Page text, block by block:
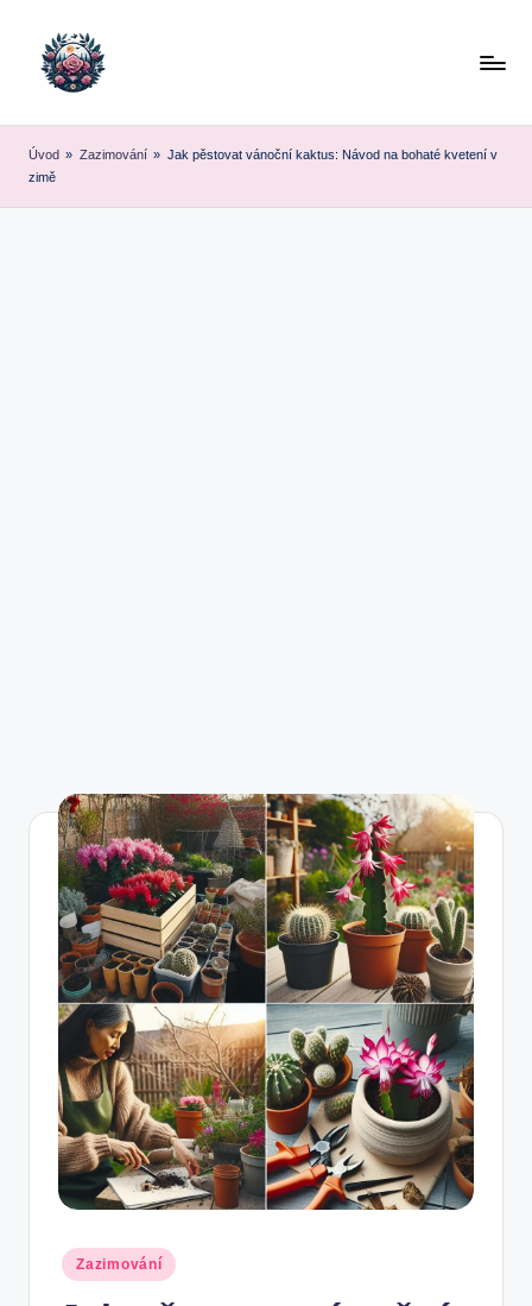
Úvod » Zazimování » Jak pěstovat vánoční kaktus: Návod na bohaté kvetení v
zimě
Posted
in
Zazimování